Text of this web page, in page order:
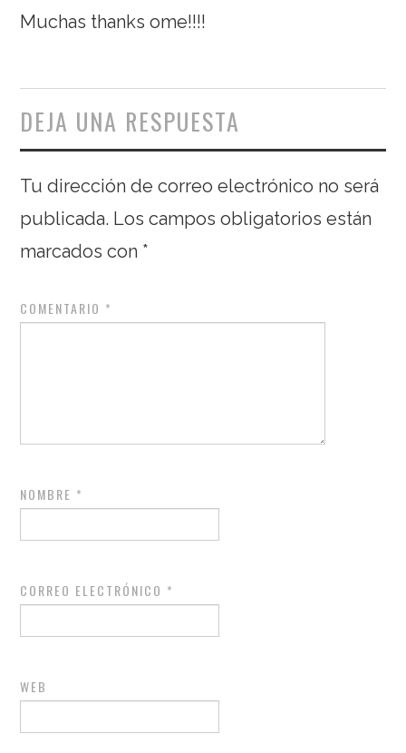
Muchas thanks ome!!!!
DEJA UNA RESPUESTA
Tu dirección de correo electrónico no será
publicada. Los campos obligatorios están
marcados con *
COMENTARIO *
NOMBRE *
CORREO ELECTRÓNICO *
WEB